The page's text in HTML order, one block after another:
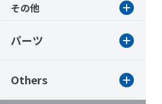
その他
パーツ
Others